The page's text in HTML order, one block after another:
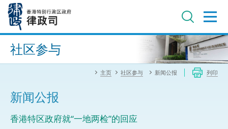
内
进阶搜寻
社区参与
主页 社区参与 新闻公报 列印
新闻公报
香港特区政府就“一地两检”的回应